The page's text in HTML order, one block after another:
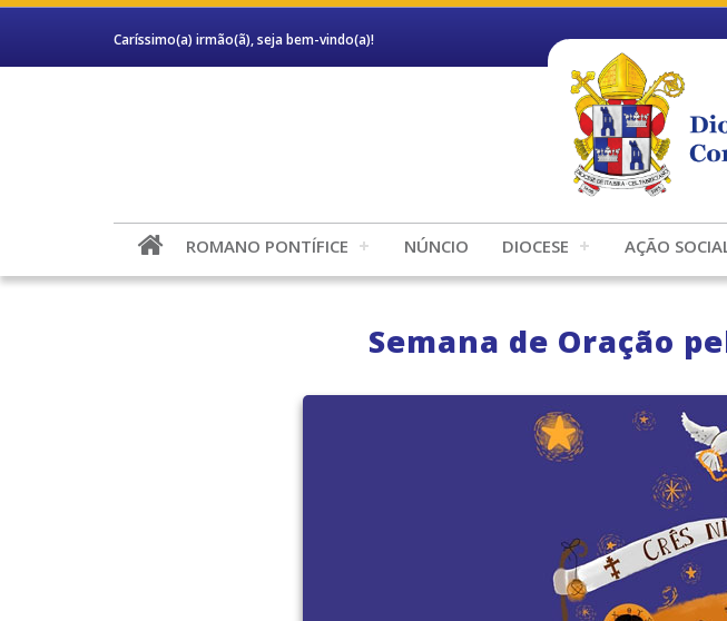
Caríssimo(a) irmão(ã), seja bem-vindo(a)!
ROMANO PONTÍFICE NÚNCIO DIOCESE AÇÃO
Semana de Oração